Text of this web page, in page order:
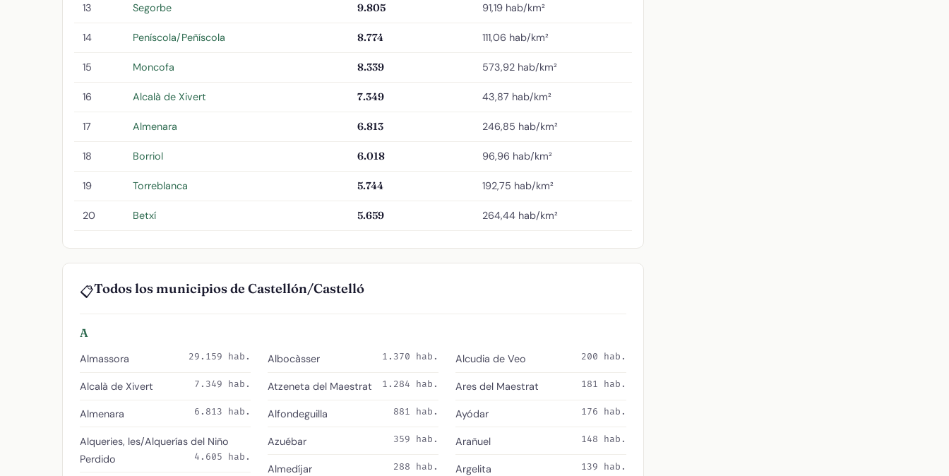
13 Segorbe 9.805 91,19 hab/km²
14 Peníscola/Peñíscola 8.774 111,06 hab/km²
15 Moncofa 8.339 573,92 hab/km²
16 Alcalà de Xivert 7.349 43,87 hab/km²
17 Almenara 6.813 246,85 hab/km²
18 Borriol 6.018 96,96 hab/km²
19 Torreblanca 5.744 192,75 hab/km²
20 Betxí 5.659 264,44 hab/km²
📋Todos los municipios de Castellón/Castelló
A
Almassora 29.159 hab.
Alcalà de Xivert 7.349 hab.
Almenara 6.813 hab.
Alqueries, les/Alquerías del Niño
Perdido
4.605 hab.
Albocàsser 1.370 hab.
Atzeneta del Maestrat 1.284 hab.
Alfondeguilla 881 hab.
Azuébar 359 hab.
Almedíjar 288 hab.
Alcudia de Veo 200 hab.
Ares del Maestrat 181 hab.
Ayódar 176 hab.
Arañuel 148 hab.
Argelita 139 hab.